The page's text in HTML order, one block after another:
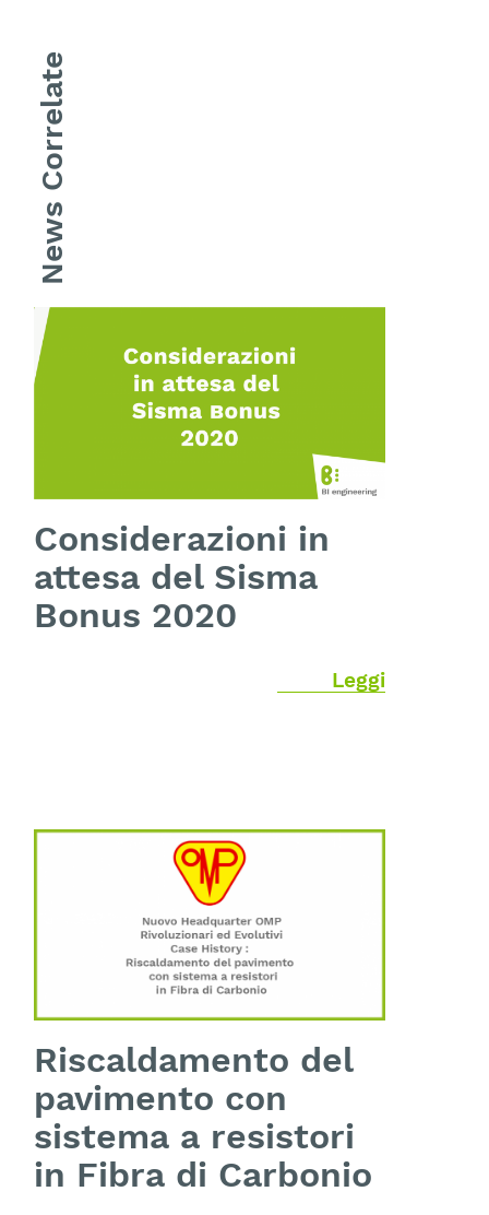
News Correlate
Considerazioni in
attesa del Sisma
Bonus 2020
Leggi
Riscaldamento del
pavimento con
sistema a resistori
in Fibra di Carbonio